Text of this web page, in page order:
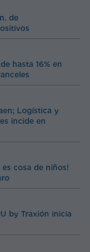
de
hasta 16% en
Logística y
incide en
es cosa de niños!
by Traxión inicia